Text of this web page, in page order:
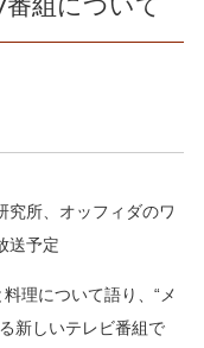
究所、オッフィダのワ
送予定
理について語り、“メ
新しいテレビ番組で